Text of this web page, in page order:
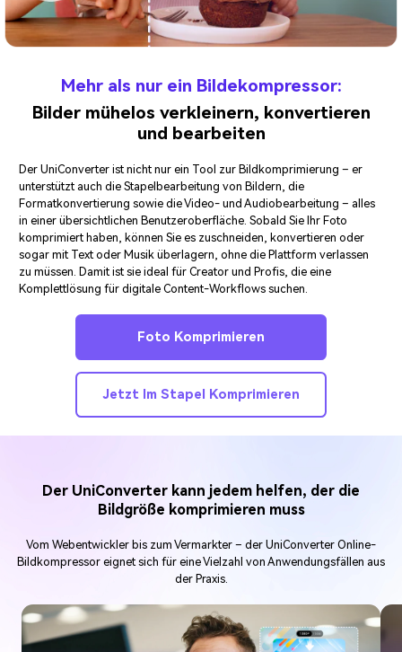
Mehr als nur ein Bildekompressor:
Bilder mühelos verkleinern, konvertieren
und bearbeiten
Der UniConverter ist nicht nur ein Tool zur Bildkomprimierung – er
unterstützt auch die Stapelbearbeitung von Bildern, die
Formatkonvertierung sowie die Video- und Audiobearbeitung – alles
in einer übersichtlichen Benutzeroberfläche. Sobald Sie Ihr Foto
komprimiert haben, können Sie es zuschneiden, konvertieren oder
sogar mit Text oder Musik überlagern, ohne die Plattform verlassen
zu müssen. Damit ist sie ideal für Creator und Profis, die eine
Komplettlösung für digitale Content-Workflows suchen.
Foto Komprimieren
Jetzt Im Stapel Komprimieren
Der UniConverter kann jedem helfen, der die
Bildgröße komprimieren muss
Vom Webentwickler bis zum Vermarkter – der UniConverter Online-
Bildkompressor eignet sich für eine Vielzahl von Anwendungsfällen aus
der Praxis.